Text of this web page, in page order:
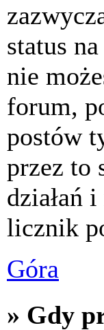
status
nie
forum,
postów
przez to
działań
licznik
Góra
» Gdy